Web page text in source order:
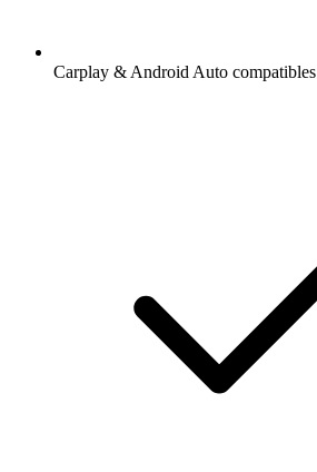
Carplay & Android Auto compatibles